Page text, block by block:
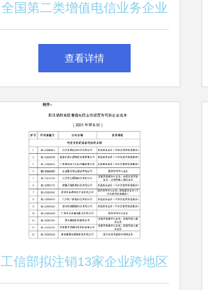
全国第二类增值电信业务企业
数量持续增长，彰显行业活力
查看详情
工信部拟注销13家企业跨地区